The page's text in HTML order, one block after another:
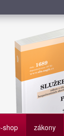
Služební
shop zákony